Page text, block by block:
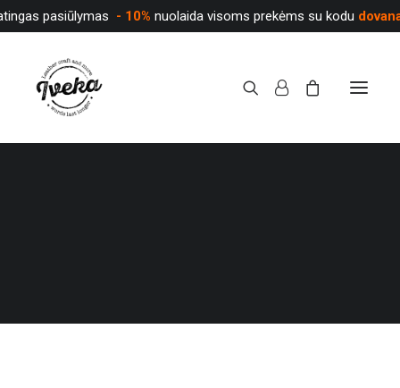
pasiūlymas - 10% nuolaida visoms prekėms su kodu
PARDUOTUVĖ